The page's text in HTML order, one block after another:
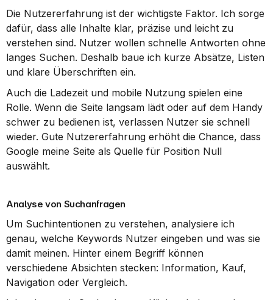
Die Nutzererfahrung ist der wichtigste Faktor. Ich sorge
dafür, dass alle Inhalte klar, präzise und leicht zu
verstehen sind. Nutzer wollen schnelle Antworten ohne
langes Suchen. Deshalb baue ich kurze Absätze, Listen
und klare Überschriften ein.
Auch die Ladezeit und mobile Nutzung spielen eine
Rolle. Wenn die Seite langsam lädt oder auf dem Handy
schwer zu bedienen ist, verlassen Nutzer sie schnell
wieder. Gute Nutzererfahrung erhöht die Chance, dass
Google meine Seite als Quelle für Position Null
auswählt.
Analyse von Suchanfragen
Um Suchintentionen zu verstehen, analysiere ich
genau, welche Keywords Nutzer eingeben und was sie
damit meinen. Hinter einem Begriff können
verschiedene Absichten stecken: Information, Kauf,
Navigation oder Vergleich.